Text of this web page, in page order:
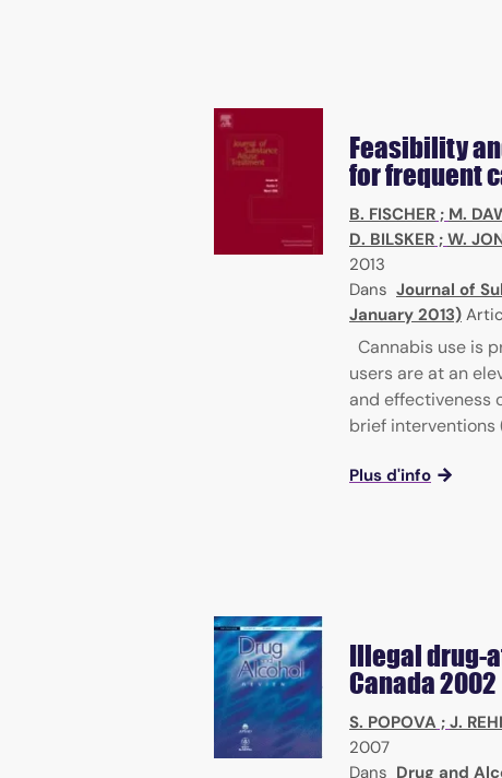
Feasibility
for frequent
B. FISCHER ; M.
D. BILSKER ; W.
2013
Dans Journal of
January 2013)
Cannabis use is
users are at an
and effectiveness
brief interventions
Plus d'info
Illegal drug-
Canada 2002
S. POPOVA ; J.
2007
Dans Drug and